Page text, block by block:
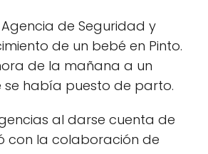
de Seguridad y
de un bebé en Pinto.
de la mañana a un
se había puesto de parto.
al darse cuenta de
con la colaboración de